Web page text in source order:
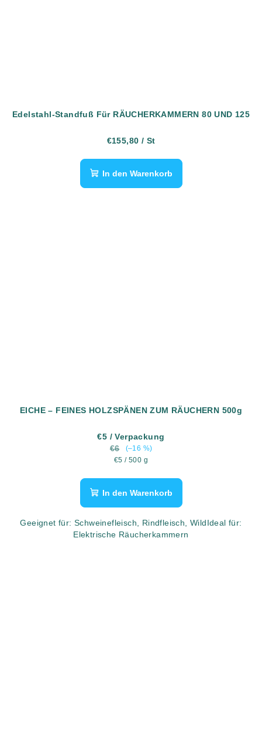
Edelstahl-Standfuß Für RÄUCHERKAMMERN 80 UND 125
€155,80 / St
In den Warenkorb
EICHE – FEINES HOLZSPÄNEN ZUM RÄUCHERN 500g
€5 / Verpackung
€6
(–16 %)
Verkaufspreis:
€5 / 500 g
In den Warenkorb
Geeignet für: Schweinefleisch, Rindfleisch, WildIdeal für:
Elektrische Räucherkammern